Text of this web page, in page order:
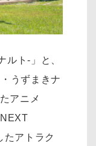
ルト-」と、
うずまきナ
アニメ
アトラク